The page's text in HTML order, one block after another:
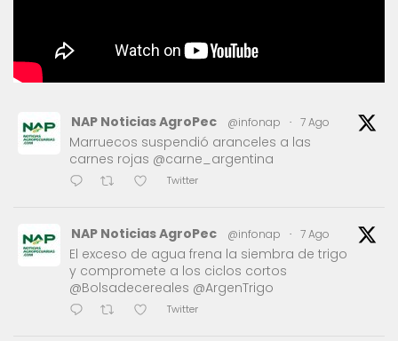
NAP Noticias AgroPec @infonap · 7 Ago
Marruecos suspendió aranceles a las
carnes rojas @carne_argentina
Twitter
NAP Noticias AgroPec @infonap · 7 Ago
El exceso de agua frena la siembra de trigo
y compromete a los ciclos cortos
@Bolsadecereales @ArgenTrigo
Twitter